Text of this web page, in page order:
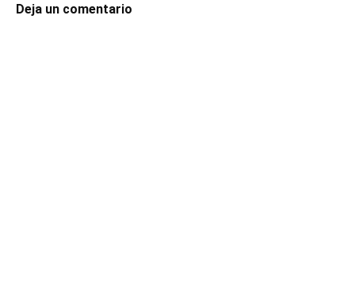
Deja un comentario